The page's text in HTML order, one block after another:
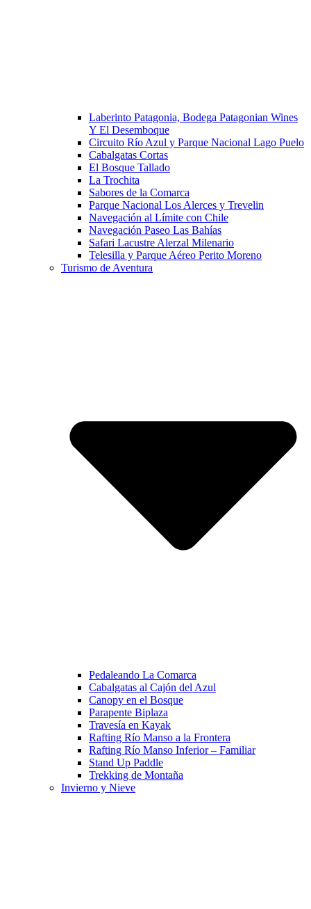
Laberinto Patagonia, Bodega Patagonian Wines
Y El Desemboque
Circuito Río Azul y Parque Nacional Lago Puelo
Cabalgatas Cortas
El Bosque Tallado
La Trochita
Sabores de la Comarca
Parque Nacional Los Alerces y Trevelin
Navegación al Límite con Chile
Navegación Paseo Las Bahías
Safari Lacustre Alerzal Milenario
Telesilla y Parque Aéreo Perito Moreno
Turismo de Aventura
Pedaleando La Comarca
Cabalgatas al Cajón del Azul
Canopy en el Bosque
Parapente Biplaza
Travesía en Kayak
Rafting Río Manso a la Frontera
Rafting Río Manso Inferior – Familiar
Stand Up Paddle
Trekking de Montaña
Invierno y Nieve